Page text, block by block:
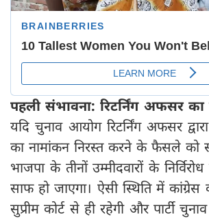
पहली संभावना: रिटर्निंग अफसर
यदि चुनाव आयोग रिटर्निंग अफसर
का नामांकन निरस्त करने के फैसले को
भाजपा के तीनों उम्मीदवारों के निर्विरोध
साफ हो जाएगा। ऐसी स्थिति में कांग्रेस
सुप्रीम कोर्ट से ही रहेगी और पार्टी